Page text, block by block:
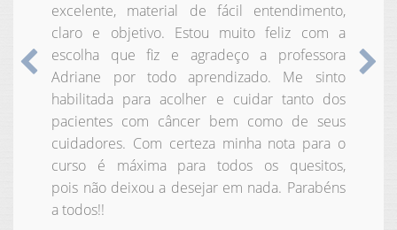
excelente, material de fácil entendimento,
claro e objetivo. Estou muito feliz com a
escolha que fiz e agradeço a professora
Adriane por todo aprendizado. Me sinto
habilitada para acolher e cuidar tanto dos
pacientes com câncer bem como de seus
cuidadores. Com certeza minha nota para o
curso é máxima para todos os quesitos,
pois não deixou a desejar em nada. Parabéns
a todos!!
Anterior